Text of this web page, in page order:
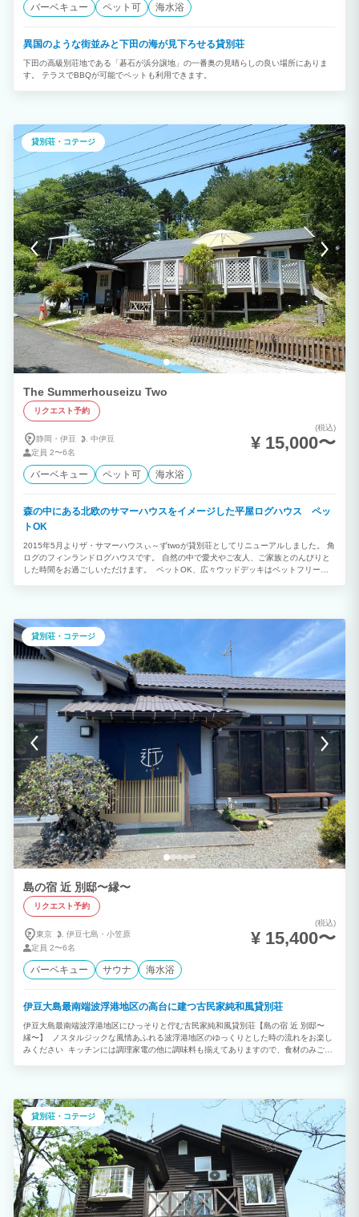
バーベキュー ペット可 海水浴
異国のような街並みと下田の海が見下ろせる貸別荘
下田の高級別荘地である「碁石が浜分譲地」の一番奥の見晴らしの良い場所にありま
す。 テラスでBBQが可能でペットも利用できます。
貸別荘・コテージ
The Summerhouseizu Two
リクエスト予約
静岡・伊豆
中伊豆
定員 2〜6名
(税込)
¥ 15,000〜
バーベキュー ペット可 海水浴
森の中にある北欧のサマーハウスをイメージした平屋ログハウス ペッ
トOK
2015年5月よりザ・サマーハウスぃ～ずtwoが貸別荘としてリニューアルしました。 角
ログのフィンランドログハウスです。 自然の中で愛犬やご友人、ご家族とのんびりと
した時間をお過ごしいただけます。 ペットOK、広々ウッドデッキはペットフリー、
巾、ペット用ウェットティッシュ、マット、ペット用消臭剤、おしっこシートをご用意
しています。室内・室外にリードフックを設置しています。(ゲージのご用意はありま
せん。)室内・室外ともフリーですが、ベッド及びソファにはあげないようご協力とご
理解のほどよろしくお願い致します。 【屋根付きBBQ】 BBQ器具レンタル料金は
2000円となります。コンロ､網、トング、チャッカマン、うちわ、焼きそば用プレー
ト、炭バサミ、軍手、食用油をご用意していますので、食材、調味料､炭、着火剤はご
持参ください。
貸別荘・コテージ
島の宿 近 別邸〜縁〜
リクエスト予約
東京 伊豆七島・ 小笠原
定員 2〜6名
(税込)
¥ 15,400〜
バーベキュー サウナ 海水浴
伊豆大島最南端波浮港地区の高台に建つ古民家純和風貸別荘
伊豆大島最南端波浮港地区にひっそりと佇む古民家純和風貸別荘【島の宿 近 別邸〜
縁〜】 ノスタルジックな風情あふれる波浮港地区のゆっくりとした時の流れをお楽し
みください キッチンには調理家電の他に調味料も揃えてありますので、食材のみご用
でお寛ぎください。 宿はお客様だけでゆっくり過ごせる1軒貸切タイプ 貸切屋外バレ
ルサウナ、BBQテラスもありますのでカップル、ご家族、グループでご利用ください
【寝室】2部屋 最大6名まで宿泊可能 事前に布団を敷いておきますのでご要望がある場
合（1組、3組に分けて敷く等）ご連絡ください。 ※ 寝具を利用しない未就学児は料
金なし 【キッチン】 レンジ、トースター、電気ポット、カセットコンロ、土鍋 フラ
イパン、鍋、ボール、ザル、包丁、ピーラー、まな板 皿、茶碗、お椀、箸、スプー
ン、フォーク、ナイフ 栓抜き、ワインオープナー、ワイングラス、ワインクーラー ※
琉球グラスに熱湯を注ぐと割れますのでご注意ください 油、塩コショウ、醤油 【ア
メニティ】 お一人につきバスタオル１枚、フェイスタオル１枚、使い捨て歯ブラシ１
本ご用意しています。 お風呂場にはシャンプー・コンディショナー・ボディーソープ
貸別荘・コテージ